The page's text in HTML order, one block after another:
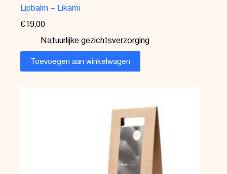
Lipbalm – Likami
€19,00
Natuurlijke gezichtsverzorging
Toevoegen aan winkelwagen